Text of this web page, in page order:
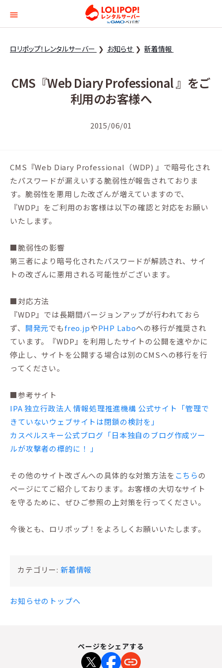
ロリポップ！レンタル
ロリポップ！レンタルサーバー お知らせ 新着情報
CMS『Web Diary Professional 』をご
利用のお客様へ
2015/06/01
CMS『Web Diary Professional（WDP) 』で暗号化され
たパスワードが漏えいする脆弱性が報告されておりま
す。脆弱性を悪用した改ざんが増えていますので、
『WDP』をご利用のお客様は以下の確認と対応をお願い
いたします。
■脆弱性の影響
第三者により暗号化されたパスワードが解読され、サイ
トの改ざんに悪用される可能性がございます。
■対応方法
『WDP』では長期間バージョンアップが行われておら
ず、 開発元でもfreo.jpやPHP Laboへの移行が推奨され
ています。『WDP』を利用したサイトの公開を速やかに
停止し、サイトを公開する場合は別のCMSへの移行を行
ってください。
■参考サイト
IPA 独立行政法人 情報処理推進機構 公式サイト「管理で
きていないウェブサイトは閉鎖の検討を」
カスペルスキー公式ブログ「日本独自のブログ作成ツー
ルが攻撃者の標的に！ 」
その他のサイト改ざんへの具体的な対策方法を こちらの
ページにてご紹介しております。お客様の大切なサイト
を守るために、ぜひご参照の上対策を行ってください。
今後とも、ロリポップ！をよろしくお願いいたします。
カテゴリー: 新着情報
お知らせのトップへ
ページをシェアする